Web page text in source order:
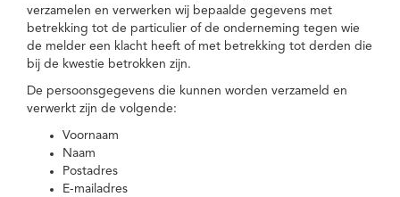
verzamelen en verwerken wij bepaalde gegevens met
betrekking tot de particulier of de onderneming tegen wie
de melder een klacht heeft of met betrekking tot derden die
bij de kwestie betrokken zijn.
De persoonsgegevens die kunnen worden verzameld en
verwerkt zijn de volgende:
Voornaam
Naam
Postadres
E-mailadres